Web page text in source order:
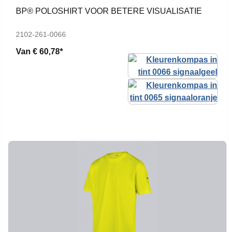
BP® POLOSHIRT VOOR BETERE VISUALISATIE
2102-261-0066
Van € 60,78*